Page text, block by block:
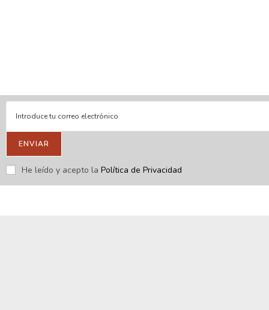
ENVIAR
He leído y acepto la Política de Privacidad